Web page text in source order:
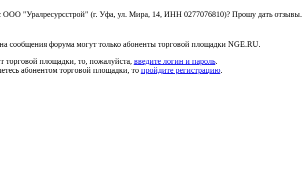
ООО "Уралресурсстрой" (г. Уфа, ул. Мира, 14, ИНН 0277076810)? Прошу дать отзывы.
сообщения форума могут только абоненты торговой площадки NGE.RU.
торговой площадки, то, пожалуйста, введите логин и пароль.
абонентом торговой площадки, то пройдите регистрацию.